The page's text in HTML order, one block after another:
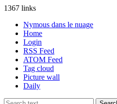
1367 links
Nymous dans le nuage
Home
Login
RSS Feed
ATOM Feed
Tag cloud
Picture wall
Daily